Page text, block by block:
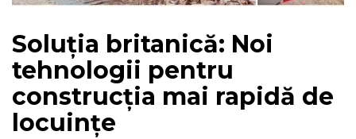
Soluția britanică: Noi
tehnologii pentru
construcția mai rapidă de
locuințe